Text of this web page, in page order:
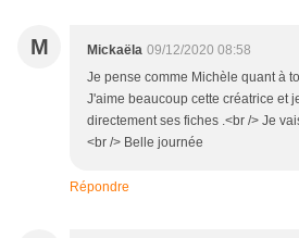
M Mickaëla 09/12/2020 08:58
Je pense comme Michèle quant à
J'aime beaucoup cette créatrice et
directement ses fiches .<br /> Je
<br /> Belle journée
Répondre